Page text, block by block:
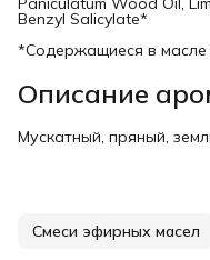
Benzyl Salicylate*
*Содержащиеся в
Описание
Мускатный, пряный,
Смеси эфирных масел